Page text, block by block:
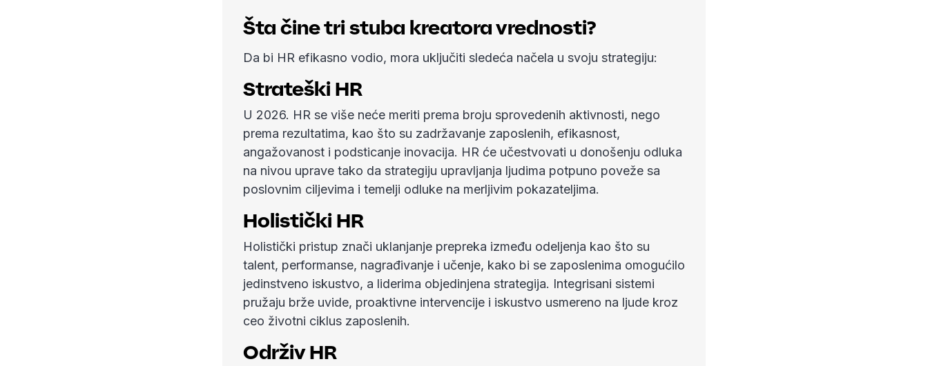
Šta čine tri stuba kreatora vrednosti?
Da bi HR efikasno vodio, mora uključiti sledeća načela u svoju strategiju:
Strateški HR
U 2026. HR se više neće meriti prema broju sprovedenih aktivnosti, nego
prema rezultatima, kao što su zadržavanje zaposlenih, efikasnost,
angažovanost i podsticanje inovacija. HR će učestvovati u donošenju odluka
na nivou uprave tako da strategiju upravljanja ljudima potpuno poveže sa
poslovnim ciljevima i temelji odluke na merljivim pokazateljima.
Holistički HR
Holistički pristup znači uklanjanje prepreka između odeljenja kao što su
talent, performanse, nagrađivanje i učenje, kako bi se zaposlenima omogućilo
jedinstveno iskustvo, a liderima objedinjena strategija. Integrisani sistemi
pružaju brže uvide, proaktivne intervencije i iskustvo usmereno na ljude kroz
ceo životni ciklus zaposlenih.
Održiv HR